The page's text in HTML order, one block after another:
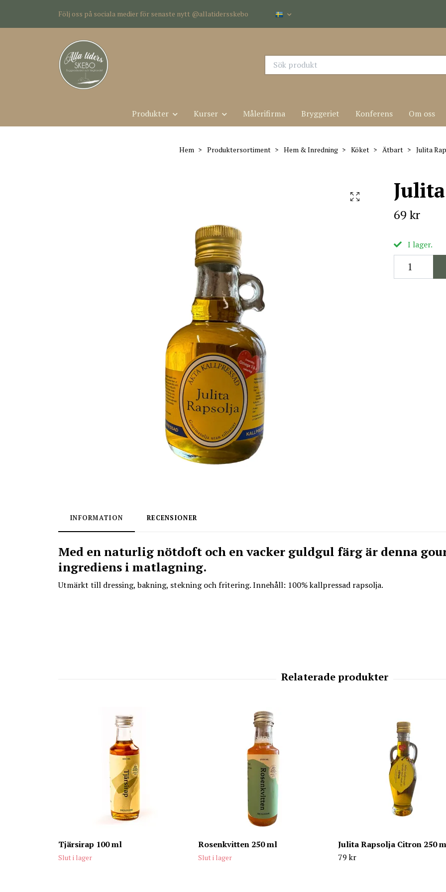
Följ oss på sociala medier för senaste nytt @allatidersskebo
Produkter Kurser Målerifirma Bryggeriet Konferens Om oss
Hem Produktersortiment Hem & Inredning Köket Ätbart Julita
69 kr
I lager.
INFORMATION RECENSIONER
Med en naturlig nötdoft och en vacker guldgul färg är denna
ingrediens i matlagning.
Utmärkt till dressing, bakning, stekning och fritering. Innehåll: 100% kallpressad rapsolja.
Tjärsirap 100 ml
Slut i lager
Rosenkvitten 250 ml
Slut i lager
Julita Rapsolja Citron 250
79 kr